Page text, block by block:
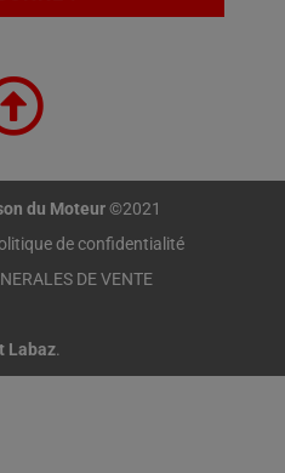
du Moteur©2021
de confidentialité
DE VENTE
Labaz.